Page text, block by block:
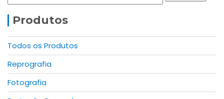
Produtos
Todos os Produtos
Reprografia
Fotografia